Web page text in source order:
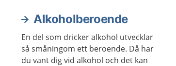
Alkoholberoende
En del som dricker alkohol utvecklar
så småningom ett beroende. Då har
du vant dig vid alkohol och det kan